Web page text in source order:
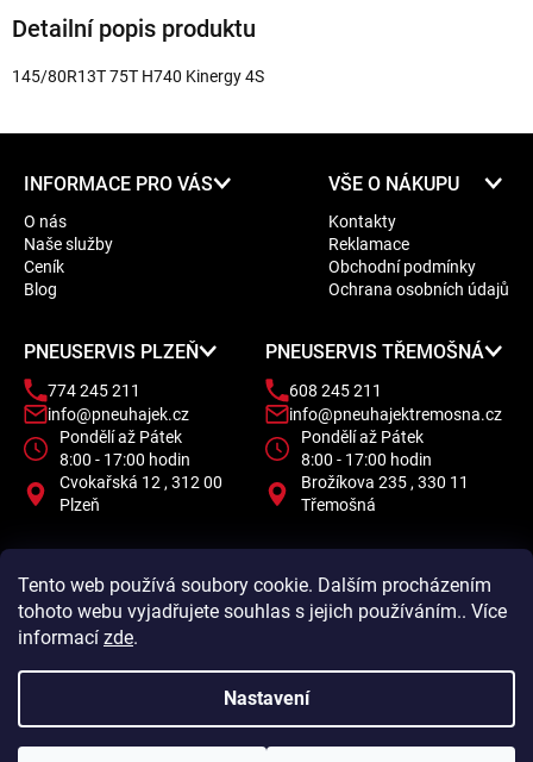
Tento web používá soubory cookie. Dalším procházením
tohoto webu vyjadřujete souhlas s jejich používáním.. Více
informací zde.
Nastavení
Detailní popis produktu
145/80R13T 75T H740 Kinergy 4S
INFORMACE PRO VÁS
O nás
Naše služby
Ceník
Blog
VŠE O NÁKUPU
Kontakty
Reklamace
Obchodní podmínky
Ochrana osobních údajů
PNEUSERVIS PLZEŇ
774 245 211
info@pneuhajek.cz
Pondělí až Pátek
8:00 - 17:00 hodin
Cvokařská 12 , 312 00
Plzeň
PNEUSERVIS TŘEMOŠNÁ
608 245 211
info@pneuhajektremosna.cz
Pondělí až Pátek
8:00 - 17:00 hodin
Brožíkova 235 , 330 11
Třemošná